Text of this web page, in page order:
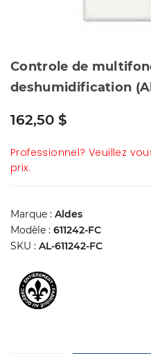
Controle de
deshumidification
162,50 $
Professionnel? Veuillez
prix.
Marque : Aldes
Modèle : 611242-FC
SKU : AL-611242-FC